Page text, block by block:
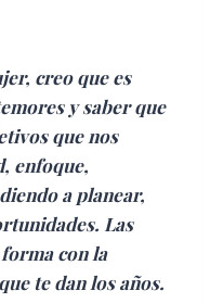
creo que es
y saber que
que nos
enfoque,
a planear,
Las
con la
te dan los años.